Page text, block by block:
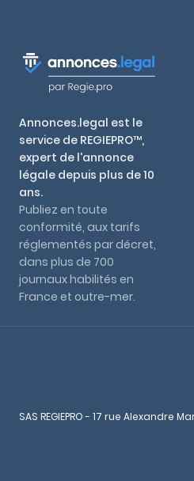
Annonces.legal est le
service de REGIEPRO™,
expert de l'annonce
légale depuis plus de 10
ans.
Publiez en toute
conformité, aux tarifs
réglementés par décret,
dans plus de 700
journaux habilités en
France et outre-mer.
SAS REGIEPRO - 17 rue Alexandre